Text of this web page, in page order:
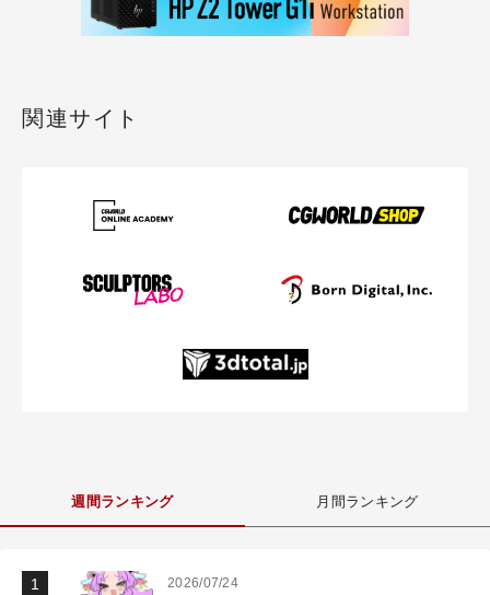
関連サイト
週間ランキング 月間ランキング
2026/07/24